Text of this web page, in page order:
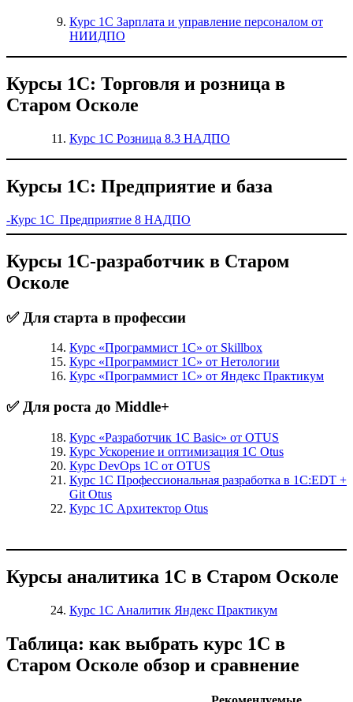
Курс 1С Зарплата и управление персоналом от
НИИДПО
Курсы 1С: Торговля и розница в
Старом Осколе
Курс 1С Розница 8.3 НАДПО
Курсы 1С: Предприятие и база
-Курс 1С Предприятие 8 НАДПО
Курсы 1С-разработчик в Старом
Осколе
✅ Для старта в профессии
Курс «Программист 1С» от Skillbox
Курс «Программист 1С» от Нетологии
Курс «Программист 1С» от Яндекс Практикум
✅ Для роста до Middle+
Курс «Разработчик 1С Basic» от OTUS
Курс Ускорение и оптимизация 1С Otus
Курс DevOps 1С от OTUS
Курс 1С Профессиональная разработка в 1С:EDT +
Git Otus
Курс 1С Архитектор Otus
Курсы аналитика 1С в Старом Осколе
Курс 1С Аналитик Яндекс Практикум
Таблица: как выбрать курс 1С в
Старом Осколе обзор и сравнение